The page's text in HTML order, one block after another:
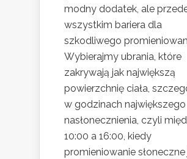
modny dodatek, ale
wszystkim bariera dla
szkodliwego
Wybierajmy ubrania, które
zakrywają jak największą
powierzchnię ciała,
w godzinach największego
nasłonecznienia, czyli
10:00 a 16:00, kiedy
promieniowanie